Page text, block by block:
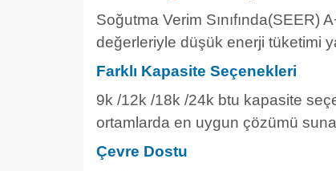
Soğutma Verim Sınıfında(SEER)
değerleriyle düşük enerji tüketimi
Farklı Kapasite Seçenekleri
9k /12k /18k /24k btu kapasite
ortamlarda en uygun çözümü
Çevre Dostu